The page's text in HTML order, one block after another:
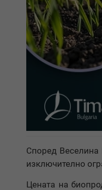
Според Веселина
изключително
Цената на